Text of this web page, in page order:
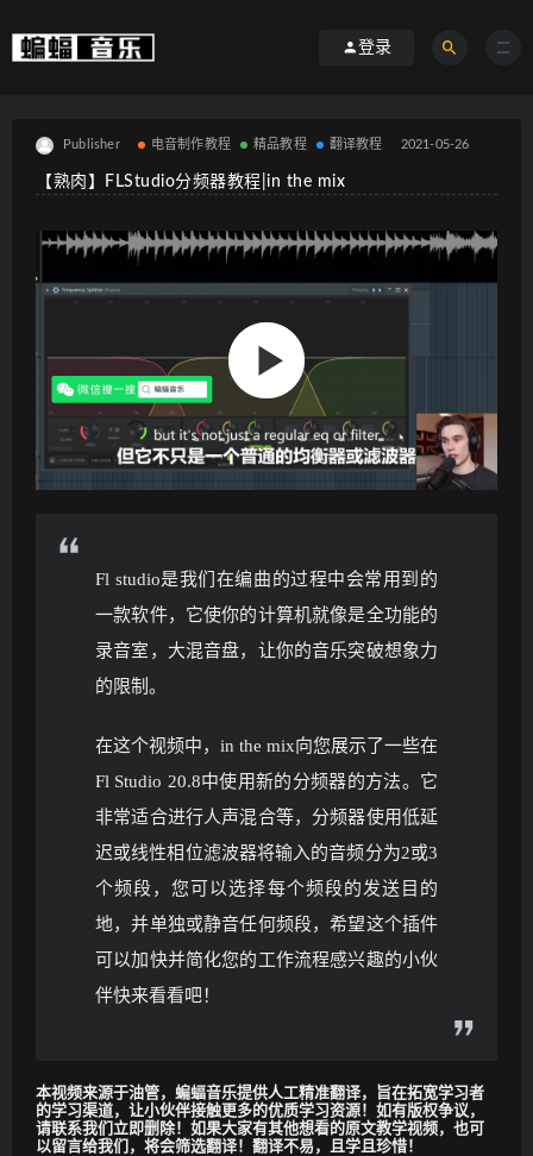
登录
Publisher 电音制作教程 精品教程 翻译教程 2021-05-26
【熟肉】FLStudio分频器教程|in the mix
Fl studio是我们在编曲的过程中会常用到的
一款软件，它使你的计算机就像是全功能的
录音室，大混音盘，让你的音乐突破想象力
的限制。
在这个视频中，in the mix向您展示了一些在
Fl Studio 20.8中使用新的分频器的方法。它
非常适合进行人声混合等，分频器使用低延
迟或线性相位滤波器将输入的音频分为2或3
个频段，您可以选择每个频段的发送目的
地，并单独或静音任何频段，希望这个插件
可以加快并简化您的工作流程感兴趣的小伙
伴快来看看吧！
本视频来源于油管，蝙蝠音乐提供人工精准翻译，旨在拓宽学习者
的学习渠道，让小伙伴接触更多的优质学习资源！如有版权争议，
请联系我们立即删除！如果大家有其他想看的原文教学视频，也可
以留言给我们，将会筛选翻译！翻译不易，且学且珍惜！